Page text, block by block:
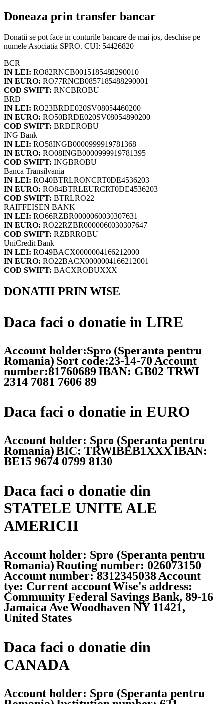
Doneaza prin transfer bancar
Donatii se pot face in conturile bancare de mai jos, deschise pe
numele Asociatia SPRO. CUI: 54426820
BCR
IN LEI: RO82RNCB0015185488290010
IN EURO: RO77RNCB0857185488290001
COD SWIFT: RNCBROBU
BRD
IN LEI: RO23BRDE020SV08054460200
IN EURO: RO50BRDE020SV08054890200
COD SWIFT: BRDEROBU
ING Bank
IN LEI: RO58INGB0000999919781368
IN EURO: RO08INGB0000999919781395
COD SWIFT: INGBROBU
Banca Transilvania
IN LEI: RO40BTRLRONCRT0DE4536203
IN EURO: RO84BTRLEURCRT0DE4536203
COD SWIFT: BTRLRO22
RAIFFEISEN BANK
IN LEI: RO66RZBR0000060030307631
IN EURO: RO22RZBR0000060030307647
COD SWIFT: RZBRROBU
UniCredit Bank
IN LEI: RO49BACX0000004166212000
IN EURO: RO22BACX0000004166212001
COD SWIFT: BACXROBUXXX
DONATII PRIN WISE
Daca faci o donatie in LIRE
Account holder:Spro (Speranta pentru
Romania) Sort code:23-14-70 Account
number:81760689IBAN: GB02 TRWI
2314 7081 7606 89
Daca faci o donatie in EURO
Account holder: Spro (Speranta pentru
Romania)BIC: TRWIBEB1XXXIBAN:
BE15 9674 0799 8130
Daca faci o donatie din
STATELE UNITE ALE
AMERICII
Account holder: Spro (Speranta pentru
Romania)Routing number: 026073150
Account number: 8312345038Account
tye: Current accountWise's address:
Community Federal Savings Bank, 89-16
Jamaica AveWoodhaven NY 11421,
United States
Daca faci o donatie din
CANADA
Account holder: Spro (Speranta pentru